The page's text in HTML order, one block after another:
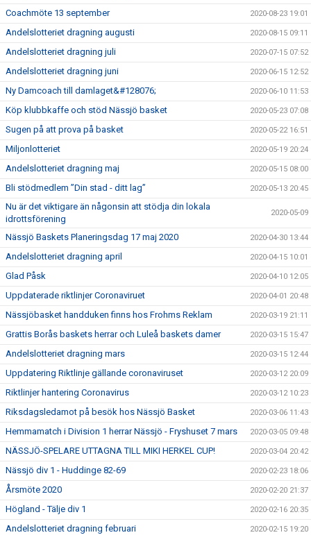
Coachmöte 13 september 2020-08-23 19:01
Andelslotteriet dragning augusti 2020-08-15 09:11
Andelslotteriet dragning juli 2020-07-15 07:52
Andelslotteriet dragning juni 2020-06-15 12:52
Ny Damcoach till damlaget&#128076; 2020-06-10 11:53
Köp klubbkaffe och stöd Nässjö basket 2020-05-23 07:08
Sugen på att prova på basket 2020-05-22 16:51
Miljonlotteriet 2020-05-19 20:24
Andelslotteriet dragning maj 2020-05-15 08:00
Bli stödmedlem ”Din stad - ditt lag” 2020-05-13 20:45
Nu är det viktigare än någonsin att stödja din lokala
idrottsförening
2020-05-09
Nässjö Baskets Planeringsdag 17 maj 2020 2020-04-30 13:44
Andelslotteriet dragning april 2020-04-15 10:01
Glad Påsk 2020-04-10 12:05
Uppdaterade riktlinjer Coronaviruet 2020-04-01 20:48
Nässjöbasket handduken finns hos Frohms Reklam 2020-03-19 21:11
Grattis Borås baskets herrar och Luleå baskets damer 2020-03-15 15:47
Andelslotteriet dragning mars 2020-03-15 12:44
Uppdatering Riktlinje gällande coronaviruset 2020-03-12 20:09
Riktlinjer hantering Coronavirus 2020-03-12 10:23
Riksdagsledamot på besök hos Nässjö Basket 2020-03-06 11:43
Hemmamatch i Division 1 herrar Nässjö - Fryshuset 7 mars 2020-03-05 09:48
NÄSSJÖ-SPELARE UTTAGNA TILL MIKI HERKEL CUP! 2020-03-04 20:42
Nässjö div 1 - Huddinge 82-69 2020-02-23 18:06
Årsmöte 2020 2020-02-20 21:37
Högland - Tälje div 1 2020-02-16 20:35
Andelslotteriet dragning februari 2020-02-15 19:20